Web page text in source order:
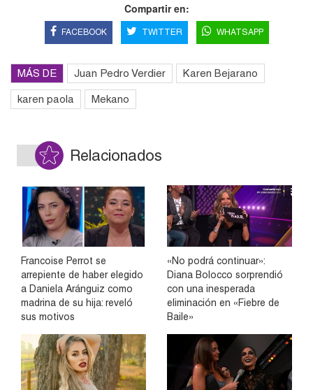
Compartir en:
FACEBOOK TWITTER WHATSAPP
MÁS DE Juan Pedro Verdier Karen Bejarano
karen paola Mekano
Relacionados
Francoise Perrot se
arrepiente de haber elegido
a Daniela Aránguiz como
madrina de su hija: reveló
sus motivos
«No podrá continuar»:
Diana Bolocco sorprendió
con una inesperada
eliminación en «Fiebre de
Baile»